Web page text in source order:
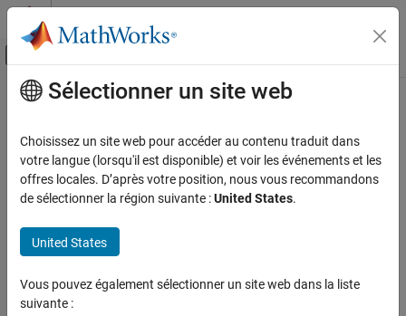
Passer au contenu
Activer/désactiver l'affichage du menu
Accueil de la documentation
Embedded Coder
unmap
ON THIS PAGE
Syntax
Input Arguments
Contenu principal
unmap
Class:matlabshared.targetsdk.Target
Namespace:matlabshared.targetsdk
expand all in page
unmap(targetObj,hardwareObject)
Sélectionner un site web
Choisissez un site web pour accéder au contenu traduit dans
votre langue (lorsqu'il est disponible) et voir les événements et les
offres locales. D’après votre position, nous vous recommandons
de sélectionner la région suivante :United States.
United States
Vous pouvez également sélectionner un site web dans la liste
suivante :